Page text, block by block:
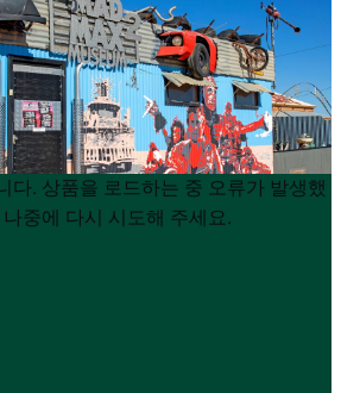
다. 상품을 로드하는 중 오류가 발생했
나중에 다시 시도해 주세요.